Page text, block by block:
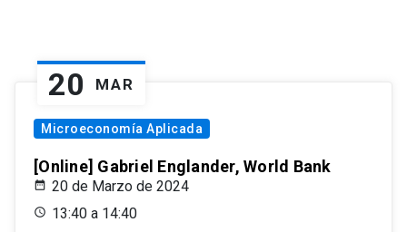
20 MAR
Microeconomía Aplicada
[Online] Gabriel Englander, World Bank
20 de Marzo de 2024
13:40 a 14:40